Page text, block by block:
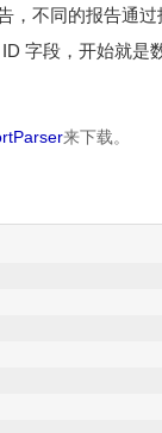
，不同的报告通过
字段，开始就是
来下载。